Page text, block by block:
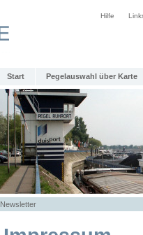
Hilfe
Start Pegelauswahl über Karte
Newsletter